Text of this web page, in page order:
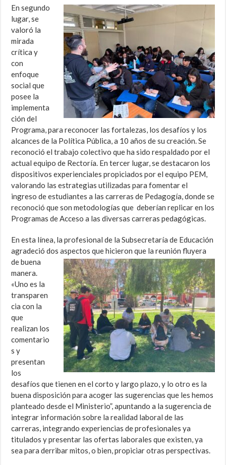
En segundo
lugar, se
valoró la
mirada
crítica y
con
enfoque
social que
posee la
implementa
ción del
Programa, para reconocer las fortalezas, los desafíos y los
alcances de la Política Pública, a 10 años de su creación. Se
reconoció el trabajo colectivo que ha sido respaldado por el
actual equipo de Rectoría. En tercer lugar, se destacaron los
dispositivos experienciales propiciados por el equipo PEM,
valorando las estrategias utilizadas para fomentar el
ingreso de estudiantes a las carreras de Pedagogía, donde se
reconoció que son metodologías que deberían replicar en los
Programas de Acceso a las diversas carreras pedagógicas.
En esta línea, la profesional de la Subsecretaría de Educación
agradeció dos aspectos que hicieron que la reuniónfluyera
de buena
manera.
«Uno es la
transparen
cia con la
que
realizan los
comentario
s y
presentan
los
desafíos que tienen en el corto y largo plazo, y lo otro es la
buena disposición para acoger las sugerencias que les hemos
planteado desde el Ministerio”, apuntando a la sugerencia de
integrar información sobre la realidad laboral de las
carreras, integrando experiencias de profesionales ya
titulados y presentar las ofertas laborales que existen, ya
sea para derribar mitos, o bien, propiciar otras perspectivas.